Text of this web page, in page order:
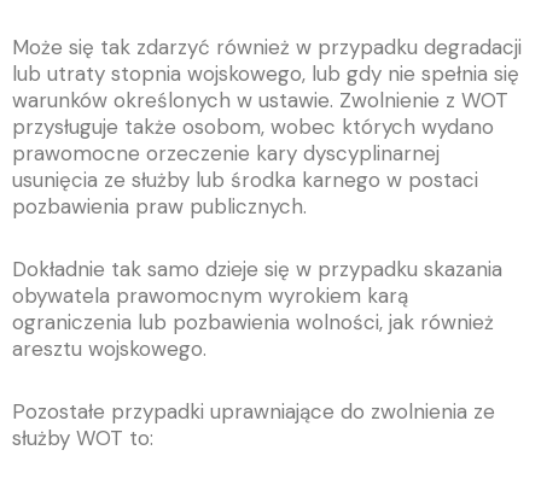
Może się tak zdarzyć również w przypadku degradacji
lub utraty stopnia wojskowego, lub gdy nie spełnia się
warunków określonych w ustawie. Zwolnienie z WOT
przysługuje także osobom, wobec których wydano
prawomocne orzeczenie kary dyscyplinarnej
usunięcia ze służby lub środka karnego w postaci
pozbawienia praw publicznych.
Dokładnie tak samo dzieje się w przypadku skazania
obywatela prawomocnym wyrokiem karą
ograniczenia lub pozbawienia wolności, jak również
aresztu wojskowego.
Pozostałe przypadki uprawniające do zwolnienia ze
służby WOT to: